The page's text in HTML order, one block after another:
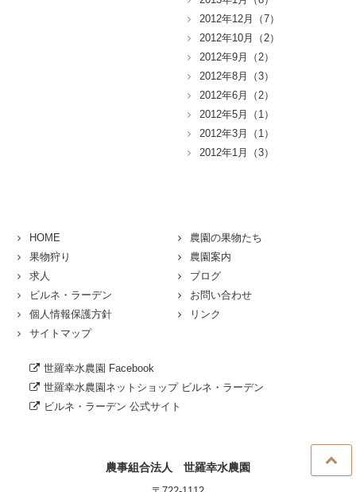
2012年12月（7）
2012年10月（2）
2012年9月（2）
2012年8月（3）
2012年6月（2）
2012年5月（1）
2012年3月（1）
2012年1月（3）
HOME
農園の果物たち
果物狩り
農園案内
求人
ブログ
ビルネ・ラーデン
お問い合わせ
個人情報保護方針
リンク
サイトマップ
世羅幸水農園 Facebook
世羅幸水農園ネットショップ ビルネ・ラーデン
ビルネ・ラーデン 公式サイト
農事組合法人 世羅幸水農園